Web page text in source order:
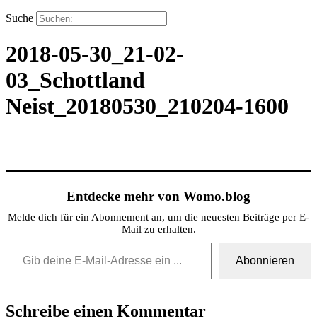
Suche
2018-05-30_21-02-
03_Schottland
Neist_20180530_210204-1600
Entdecke mehr von Womo.blog
Melde dich für ein Abonnement an, um die neuesten Beiträge per E-
Mail zu erhalten.
Gib deine E-Mail-Adresse ein ...
Abonnieren
Schreibe einen Kommentar